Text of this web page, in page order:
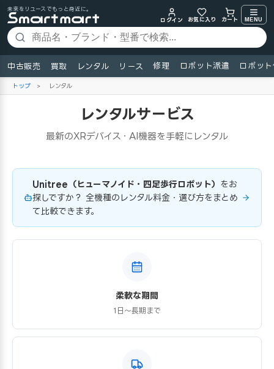
未来をリユースでもっと身近に。
ログイン
お気に入り カート MENU
中古販売 買取 レンタル リース 修理 ロボット派遣 ロボッ
トップ > レンタル
レンタルサービス
最新のXRデバイス・AI機器を手軽にレンタル
Unitree（ヒューマノイド・四足歩行ロボット） をお
探しですか？ 全機種のレンタル料金・選び方をまとめ
て比較できます。
柔軟な期間
1日〜長期まで